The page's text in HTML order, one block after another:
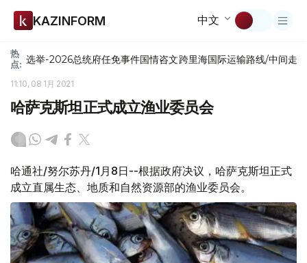
KAZINFORM 中文
热
点: 选举-2026总统府任免事件国情咨文跨里海国际运输路线/中间走廊
11:10, 08 1月 2021
哈萨克斯坦正式成立渔业委员会
哈通社/努尔苏丹/1月8日--根据政府决议，哈萨克斯坦正式
成立直属生态、地质和自然资源部的渔业委员会。